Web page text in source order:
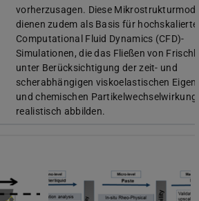
vorherzusagen. Diese
dienen zudem als Basis für hochskalierte
Computational Fluid Dynamics (CFD)-
Simulationen, die das Fließen von
unter Berücksichtigung der zeit- und
scherabhängigen viskoelastischen
und chemischen
realistisch abbilden.